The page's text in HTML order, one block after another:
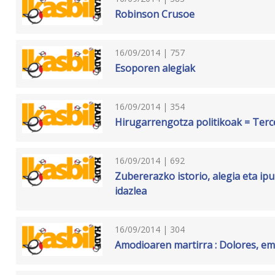
Robinson Crusoe
16/09/2014 | 757
Esoporen alegiak
16/09/2014 | 354
Hirugarrengotza politikoak =
16/09/2014 | 692
Zubererazko istorio, alegia eta
idazlea
16/09/2014 | 304
Amodioaren martirra : Dolores,